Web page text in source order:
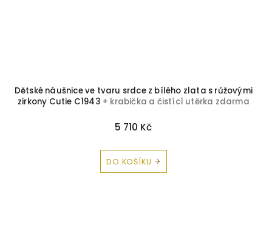
Dětské náušnice ve tvaru srdce z bílého zlata s růžovými
zirkony Cutie C1943 + krabička a čistící utěrka zdarma
5 710 Kč
DO KOŠÍKU